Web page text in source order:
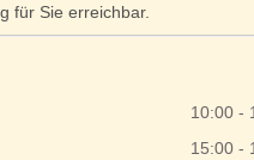
für Sie erreichbar.
10:00 -
15:00 -